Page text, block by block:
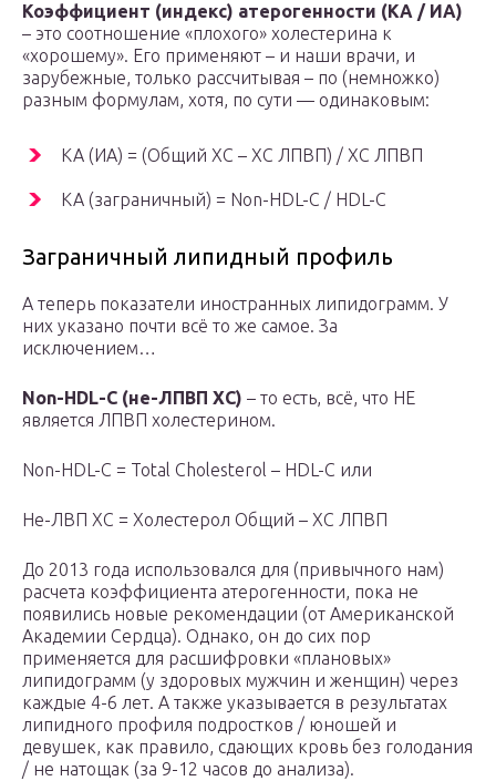
Коэффициент (индекс) атерогенности (КА / ИА)
– это соотношение «плохого» холестерина к
«хорошему». Его применяют – и наши врачи, и
зарубежные, только рассчитывая – по (немножко)
разным формулам, хотя, по сути — одинаковым:
КА (ИА) = (Общий ХС – ХС ЛПВП) / ХС ЛПВП
КА (заграничный) = Non-HDL-C / HDL-C
Заграничный липидный профиль
А теперь показатели иностранных липидограмм. У
них указано почти всё то же самое. За
исключением…
Non-HDL-C (не-ЛПВП ХС) – то есть, всё, что НЕ
является ЛПВП холестерином.
Non-HDL-C = Total Cholesterol – HDL-C или
Не-ЛВП ХС = Холестерол Общий – ХС ЛПВП
До 2013 года использовался для (привычного нам)
расчета коэффициента атерогенности, пока не
появились новые рекомендации (от Американской
Академии Сердца). Однако, он до сих пор
применяется для расшифровки «плановых»
липидограмм (у здоровых мужчин и женщин) через
каждые 4-6 лет. А также указывается в результатах
липидного профиля подростков / юношей и
девушек, как правило, сдающих кровь без голодания
/ не натощак (за 9-12 часов до анализа).